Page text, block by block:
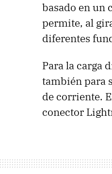
basado en un
permite, al
diferentes
Para la carga
también para
de corriente.
conector